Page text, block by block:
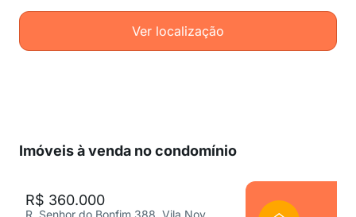
Ver localização
Imóveis à venda no condomínio
R$ 360.000
R. Senhor do Bonfim 388, Vila Nova Bonsucesso